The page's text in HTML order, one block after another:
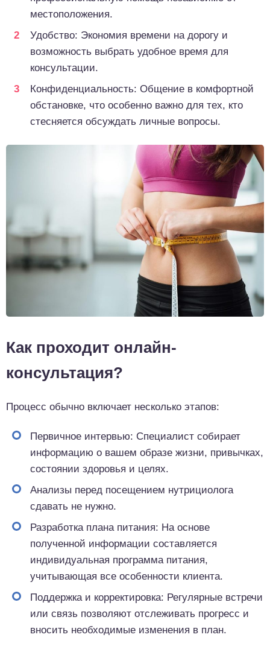
местоположения.
Удобство: Экономия времени на дорогу и
возможность выбрать удобное время для
консультации.
Конфиденциальность: Общение в комфортной
обстановке, что особенно важно для тех, кто
стесняется обсуждать личные вопросы.
Как проходит онлайн-
консультация?
Процесс обычно включает несколько этапов:
Первичное интервью: Специалист собирает
информацию о вашем образе жизни, привычках,
состоянии здоровья и целях.
Анализы перед посещением нутрициолога
сдавать не нужно.
Разработка плана питания: На основе
полученной информации составляется
индивидуальная программа питания,
учитывающая все особенности клиента.
Поддержка и корректировка: Регулярные встречи
или связь позволяют отслеживать прогресс и
вносить необходимые изменения в план.